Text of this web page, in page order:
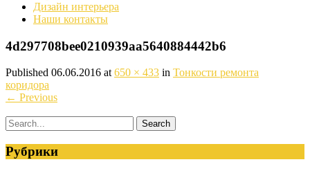
Дизайн интерьера
Наши контакты
4d297708bee0210939aa5640884442b6
Published 06.06.2016 at 650 × 433 in Тонкости ремонта
коридора
← Previous
Рубрики